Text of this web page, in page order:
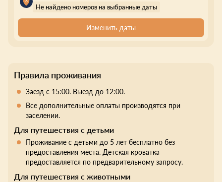
Не найдено номеров на выбранные даты
Изменить даты
Правила проживания
Заезд с 15:00. Выезд до 12:00.
Все дополнительные оплаты производятся при
заселении.
Для путешествия с детьми
Проживание с детьми до 5 лет бесплатно без
предоставления места. Детская кроватка
предоставляется по предварительному запросу.
Для путешествия с животными